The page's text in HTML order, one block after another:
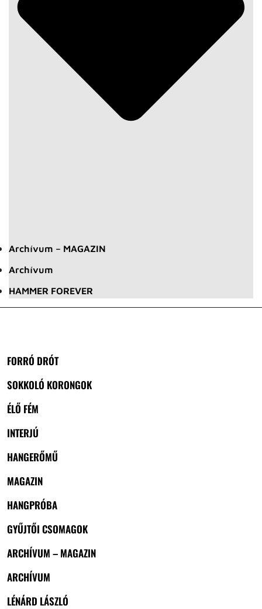
Archívum – MAGAZIN
Archívum
HAMMER FOREVER
FORRÓ DRÓT
SOKKOLÓ KORONGOK
ÉLŐ FÉM
INTERJÚ
HANGERŐMŰ
MAGAZIN
HANGPRÓBA
GYŰJTŐI CSOMAGOK
ARCHÍVUM – MAGAZIN
ARCHÍVUM
LÉNÁRD LÁSZLÓ